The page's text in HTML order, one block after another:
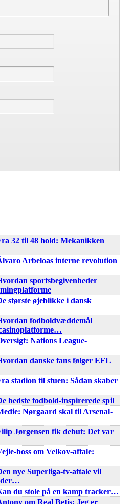
32 til 48 hold: Mekanikken
Arbeloas interne revolution
sportsbegivenheder
største øjeblikke i dansk
fodboldvæddemål
Nations League-
danske fans følger EFL
stadion til stuen: Sådan skaber
bedste fodbold-inspirerede spil
Nørgaard skal til Arsenal-
Jørgensen fik debut: Det var
boss om Velkov-aftale:
nye Superliga-tv-aftale vil
du stole på en kamp tracker…
om Real Betis: Jeg er